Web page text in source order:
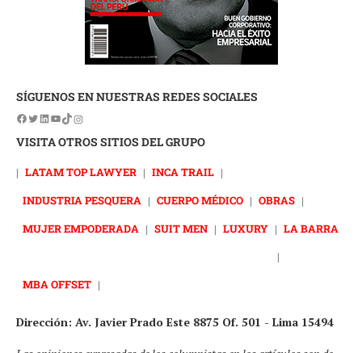
SÍGUENOS EN NUESTRAS REDES SOCIALES
VISITA OTROS SITIOS DEL GRUPO
| LATAM TOP LAWYER | INCA TRAIL |
INDUSTRIA PESQUERA | CUERPO MÉDICO | OBRAS |
MUJER EMPODERADA | SUIT MEN | LUXURY | LA BARRA
|
MBA OFFSET |
Dirección: Av. Javier Prado Este 8875 Of. 501 - Lima 15494